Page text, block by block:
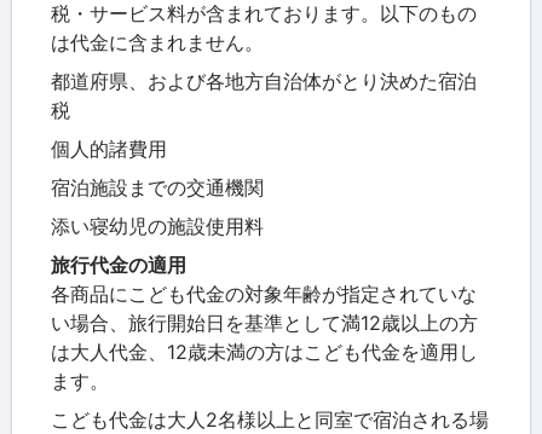
税・サービス料が含まれております。以下のもの
は代金に含まれません。
都道府県、および各地方自治体がとり決めた宿泊
税
個人的諸費用
宿泊施設までの交通機関
添い寝幼児の施設使用料
旅行代金の適用
各商品にこども代金の対象年齢が指定されていな
い場合、旅行開始日を基準として満12歳以上の方
は大人代金、12歳未満の方はこども代金を適用し
ます。
こども代金は大人2名様以上と同室で宿泊される場